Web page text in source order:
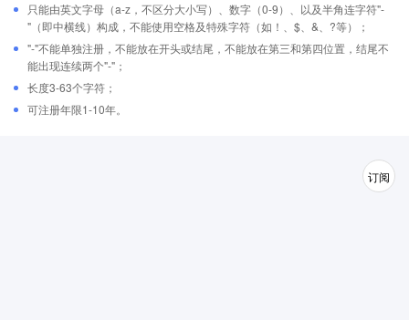
只能由英文字母（a-z，不区分大小写）、数字（0-9）、以及半角连字符"-
"（即中横线）构成，不能使用空格及特殊字符（如！、$、&、?等）；
"-"不能单独注册，不能放在开头或结尾，不能放在第三和第四位置，结尾不
能出现连续两个"-"；
长度3-63个字符；
可注册年限1-10年。
订阅